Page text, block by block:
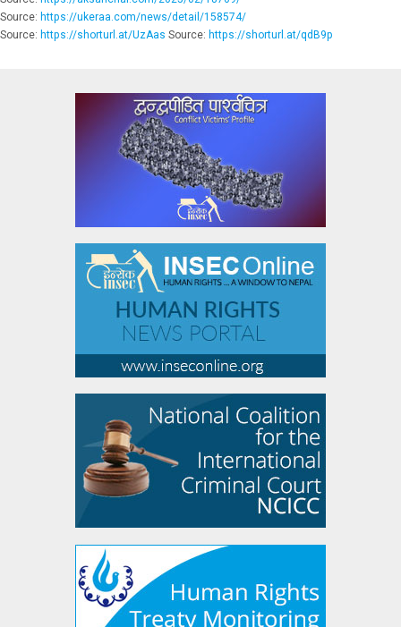
Source: https://ukeraa.com/news/detail/158574/
Source: https://shorturl.at/UzAas Source: https://shorturl.at/qdB9p